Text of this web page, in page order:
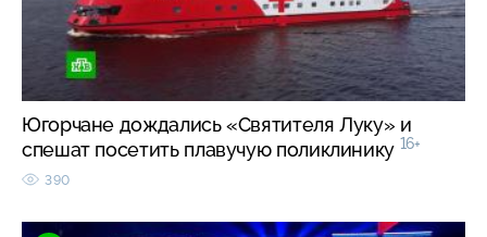
Югорчане дождались «Святителя Луку» и
спешат посетить плавучую поликлинику 16+
390